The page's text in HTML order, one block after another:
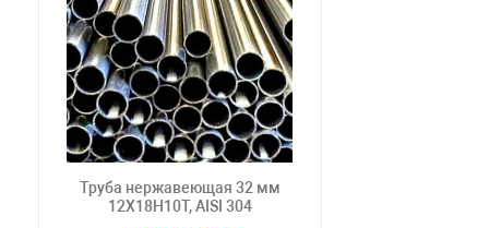
Труба нержавеющая 32 мм
12Х18Н10Т, AISI 304